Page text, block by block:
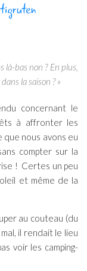
là-bas non ? En plus,
la saison ? »
concernant le
à affronter les
que nous avons eu
compter sur la
! Certes un peu
et même de la
au couteau (du
il rendait le lieu
voir les camping-